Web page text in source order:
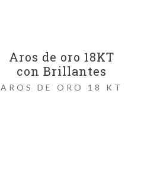
Aros de oro 18KT
con Brillantes
AROS DE ORO 18 KT